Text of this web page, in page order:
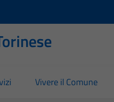
Vivere il Comune